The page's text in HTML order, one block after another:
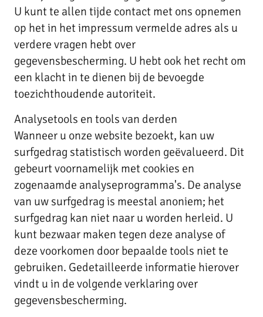
U kunt te allen tijde contact met ons opnemen
op het in het impressum vermelde adres als u
verdere vragen hebt over
gegevensbescherming. U hebt ook het recht om
een klacht in te dienen bij de bevoegde
toezichthoudende autoriteit.
Analysetools en tools van derden
Wanneer u onze website bezoekt, kan uw
surfgedrag statistisch worden geëvalueerd. Dit
gebeurt voornamelijk met cookies en
zogenaamde analyseprogramma's. De analyse
van uw surfgedrag is meestal anoniem; het
surfgedrag kan niet naar u worden herleid. U
kunt bezwaar maken tegen deze analyse of
deze voorkomen door bepaalde tools niet te
gebruiken. Gedetailleerde informatie hierover
vindt u in de volgende verklaring over
gegevensbescherming.